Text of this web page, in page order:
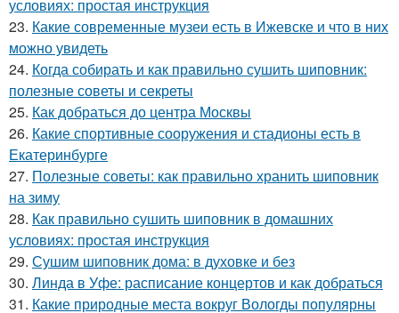
условиях: простая инструкция
23. Какие современные музеи есть в Ижевске и что в них
можно увидеть
24. Когда собирать и как правильно сушить шиповник:
полезные советы и секреты
25. Как добраться до центра Москвы
26. Какие спортивные сооружения и стадионы есть в
Екатеринбурге
27. Полезные советы: как правильно хранить шиповник
на зиму
28. Как правильно сушить шиповник в домашних
условиях: простая инструкция
29. Сушим шиповник дома: в духовке и без
30. Линда в Уфе: расписание концертов и как добраться
31. Какие природные места вокруг Вологды популярны